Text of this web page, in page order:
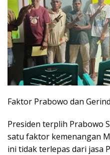
Faktor Prabowo dan
Presiden terplih Prabowo
satu faktor kemenangan
ini tidak terlepas dari jasa